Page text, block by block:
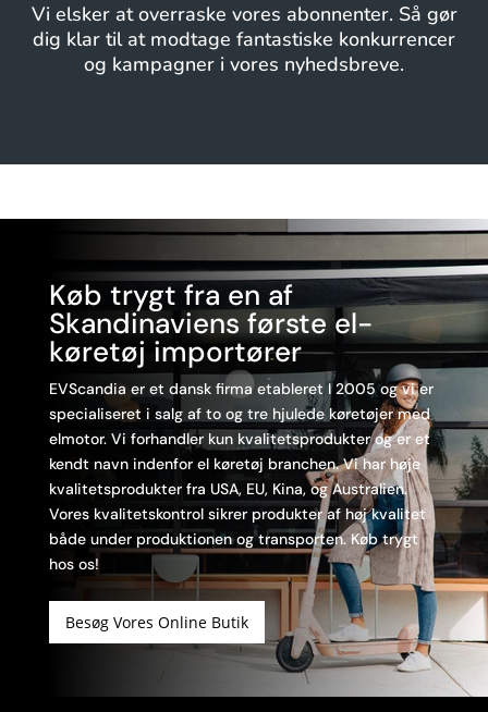
Vi elsker at overraske vores abonnenter. Så gør
dig klar til at modtage fantastiske konkurrencer
og kampagner i vores nyhedsbreve.
Køb trygt fra en af
Skandinaviens første el-
køretøj importører
EVScandia er et dansk firma etableret I 2005 og vi er
specialiseret i salg af to og tre hjulede køretøjer med
elmotor. Vi forhandler kun kvalitetsprodukter og er et
kendt navn indenfor el køretøj branchen. Vi har høje
kvalitetsprodukter fra USA, EU, Kina, og Australien.
Vores kvalitetskontrol sikrer produkter af høj kvalitet
både under produktionen og transporten. Køb trygt
hos os!
Besøg Vores Online Butik